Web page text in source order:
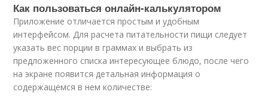
Как пользоваться онлайн-калькулятором
Приложение отличается простым и удобным
интерфейсом. Для расчета питательности пищи следует
указать вес порции в граммах и выбрать из
предложенного списка интересующее блюдо, после чего
на экране появится детальная информация о
содержащемся в нем количестве: